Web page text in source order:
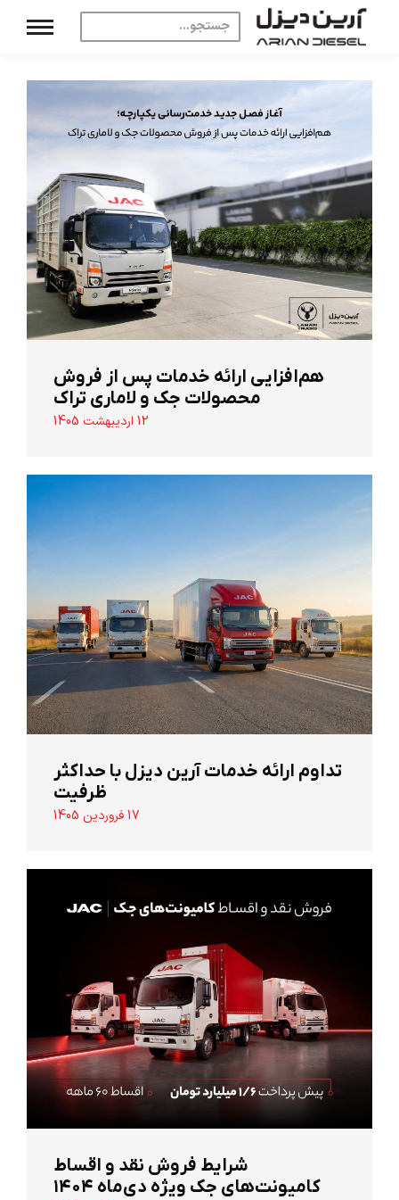
هم‌افزایی ارائه خدمات پس از فروش
محصولات جک و لاماری تراک
12 اردیبهشت 1405
تداوم ارائه خدمات آرین دیزل با حداکثر
ظرفیت
17 فروردین 1405
شرایط فروش نقد و اقساط
کامیونت‌های جک ویژه دی‌ماه ۱۴۰۴